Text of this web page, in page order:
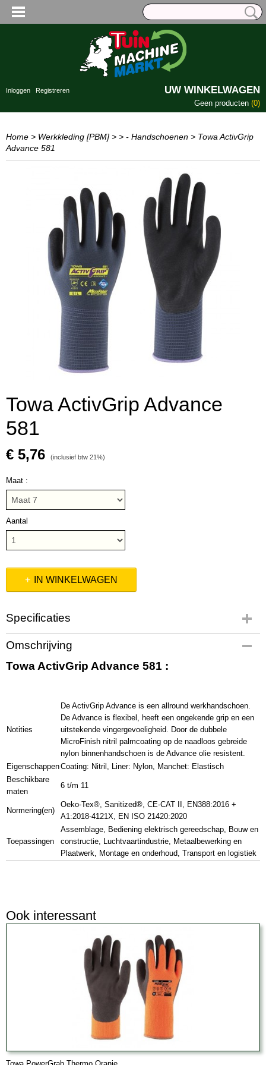
Inloggen Registreren UW WINKELWAGEN
Geen producten (0)
Home > Werkkleding [PBM] > > - Handschoenen > Towa ActivGrip
Advance 581
Towa ActivGrip Advance
581
€ 5,76 (inclusief btw 21%)
Maat :
Aantal
IN WINKELWAGEN
Specificaties
Productcode leverancier
100-101-001
Omschrijving
Towa ActivGrip Advance 581 :
Notities
De ActivGrip Advance is een allround werkhandschoen.
De Advance is flexibel, heeft een ongekende grip en een
uitstekende vingergevoeligheid. Door de dubbele
MicroFinish nitril palmcoating op de naadloos gebreide
nylon binnenhandschoen is de Advance olie resistent.
EigenschappenCoating: Nitril, Liner: Nylon, Manchet: Elastisch
Beschikbare
maten
6 t/m 11
Normering(en)
Oeko-Tex®, Sanitized®, CE-CAT II, EN388:2016 +
A1:2018-4121X, EN ISO 21420:2020
Toepassingen
Assemblage, Bediening elektrisch gereedschap, Bouw en
constructie, Luchtvaartindustrie, Metaalbewerking en
Plaatwerk, Montage en onderhoud, Transport en logistiek
Ook interessant